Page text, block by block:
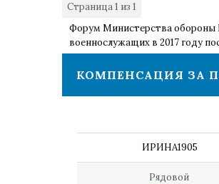
Страница1 из 1
Форум Министерства обороны
военнослужащих в 2017 году
КОМПЕНСАЦИЯ ЗА
ИРИНА1905
Рядовой